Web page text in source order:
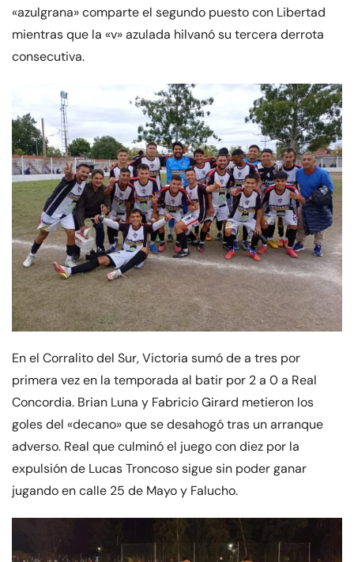
«azulgrana» comparte el segundo puesto con Libertad
mientras que la «v» azulada hilvanó su tercera derrota
consecutiva.
En el Corralito del Sur, Victoria sumó de a tres por
primera vez en la temporada al batir por 2 a 0 a Real
Concordia. Brian Luna y Fabricio Girard metieron los
goles del «decano» que se desahogó tras un arranque
adverso. Real que culminó el juego con diez por la
expulsión de Lucas Troncoso sigue sin poder ganar
jugando en calle 25 de Mayo y Falucho.